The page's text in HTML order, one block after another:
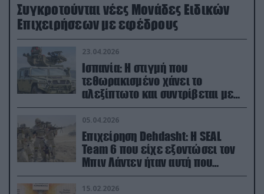
Συγκροτούνται νέες Μονάδες Ειδικών
Επιχειρήσεων με εφέδρους
23.04.2026
Ισπανία: Η στιγμή που
τεθωρακισμένο χάνει το
αλεξίπτωτο και συντρίβεται με
ορμή στο έδαφος (βίντεο)
05.04.2026
Επιχείρηση Dehdasht: Η SEAL
Team 6 που είχε εξοντώσει τον
Μπιν Λάντεν ήταν αυτή που
διέσωσε τον πιλότο του F-15
15.02.2026